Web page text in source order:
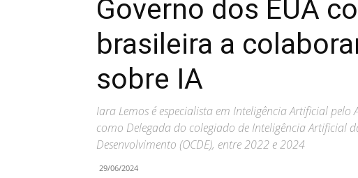
Governo dos EUA
brasileira a
sobre IA
Iara Lemos é especialista em Inteligência Artificial pelo
como Delegada do colegiado de Inteligência Artificial
Desenvolvimento (OCDE), entre 2022 e 2024
29/06/2024